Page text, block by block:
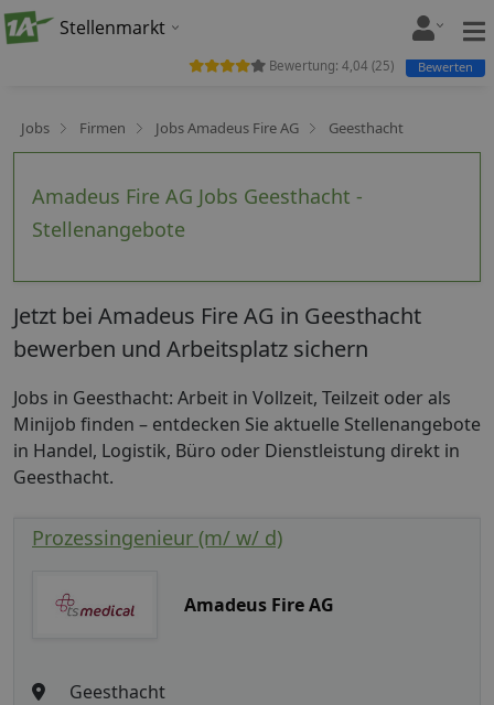
Stellenmarkt
Jobs Firmen Jobs Amadeus Fire AG Geesthacht
Amadeus Fire AG Jobs Geesthacht -
Stellenangebote
Bewertung: 4,04 (25) Bewerten
Jetzt bei Amadeus Fire AG in Geesthacht
bewerben und Arbeitsplatz sichern
Jobs in Geesthacht: Arbeit in Vollzeit, Teilzeit oder als
Minijob finden – entdecken Sie aktuelle Stellenangebote
in Handel, Logistik, Büro oder Dienstleistung direkt in
Geesthacht.
Prozessingenieur (m/ w/ d)
Amadeus Fire AG
Geesthacht